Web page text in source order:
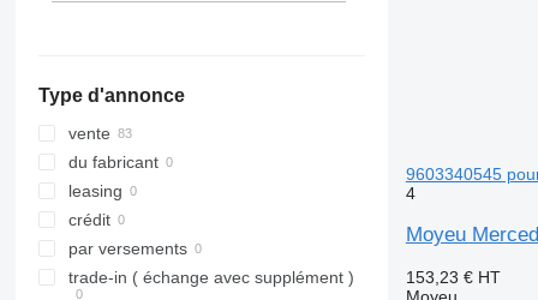
Type d'annonce
vente
du fabricant
leasing
crédit
par versements
trade-in ( échange avec supplément )
9603340545
4
Moyeu
153,23 € HT